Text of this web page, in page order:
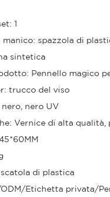
1
manico: spazzola di
sintetica
Pennello magico
trucco del viso
nero, nero UV
Vernice di alta qualità,
scatola di plastica
ODM/Etichetta privata/